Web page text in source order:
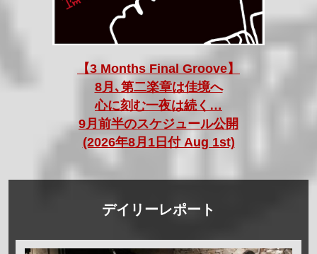
【3 Months Final Groove】
8月､第二楽章は佳境へ
心に刻む一夜は続く…
9月前半のスケジュール公開
(2026年8月1日付 Aug 1st)
デイリーレポート